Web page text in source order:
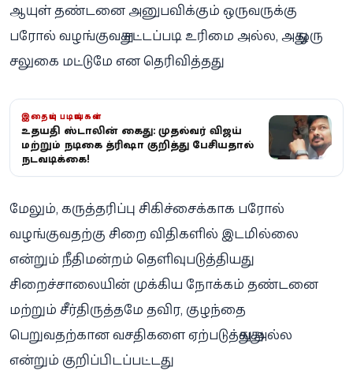
ஆயுள் தண்டனை அனுபவிக்கும் ஒருவருக்கு
பரோல் வழங்குவது சட்டப்படி உரிமை அல்ல, அது ஒரு
சலுகை மட்டுமே என தெரிவித்தது.
இதையும் படியுங்கள்
உதயநிதி ஸ்டாலின் கைது: முதல்வர் விஜய்
மற்றும் நடிகை த்ரிஷா குறித்து பேசியதால்
நடவடிக்கை!
மேலும், கருத்தரிப்பு சிகிச்சைக்காக பரோல்
வழங்குவதற்கு சிறை விதிகளில் இடமில்லை
என்றும் நீதிமன்றம் தெளிவுபடுத்தியது.
சிறைச்சாலையின் முக்கிய நோக்கம் தண்டனை
மற்றும் சீர்திருத்தமே தவிர, குழந்தை
பெறுவதற்கான வசதிகளை ஏற்படுத்துவது அல்ல
என்றும் குறிப்பிடப்பட்டது.